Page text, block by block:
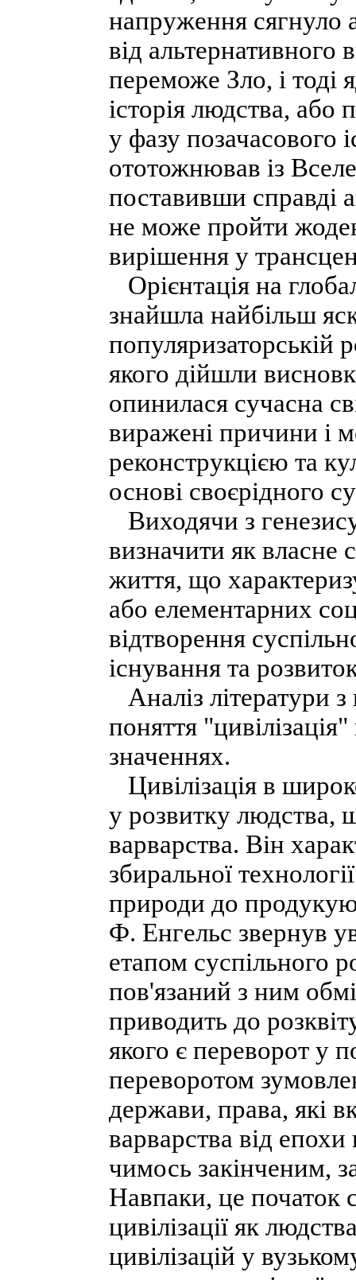
напруження сягнуло
від альтернативного
переможе Зло, і тоді
історія людства,
у фазу позачасового
ототожнював із
поставивши справді
не може пройти
вирішення у
Орієнтація на
знайшла найбільш
популяризаторській
якого дійшли
опинилася сучасна
виражені причини і
реконструкцією та
основі своєрідного
Виходячи з
визначити як власне
життя, що
або елементарних
відтворення
існування та
Аналіз літератури
поняття
значеннях.
Цивілізація в
у розвитку людства,
варварства. Він
збиральної
природи до
Ф. Енгельс звернув
етапом суспільного
пов'язаний з ним
приводить до
якого є переворот у
переворотом
держави, права, які
варварства від епохи
чимось закінченим,
Навпаки, це початок
цивілізації як
цивілізацій у